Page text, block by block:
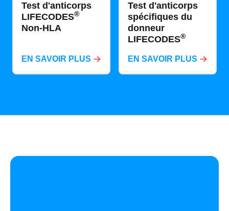
Test d'anticorps
LIFECODES®
Non-HLA
EN SAVOIR PLUS
Test d'anticorps
spécifiques du
donneur
LIFECODES®
EN SAVOIR PLUS